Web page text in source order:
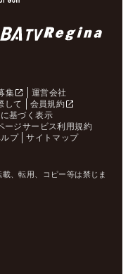
集
運営会社
して
会員規約
基づく表示
ージサービス利用規約
プ サイトマップ
、転用、コピー等は禁じま